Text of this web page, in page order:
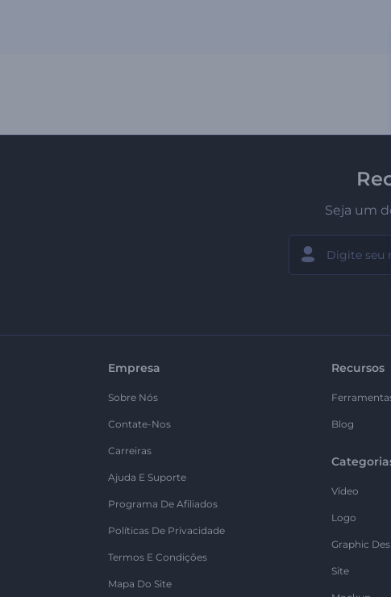
Seja um
Empresa
Sobre Nós
Contate-Nos
Carreiras
Ajuda E Suporte
Programa De Afiliados
Políticas De Privacidade
Termos E Condições
Mapa Do Site
Recursos
Blog
Vídeo
Logo
Graphic
Site